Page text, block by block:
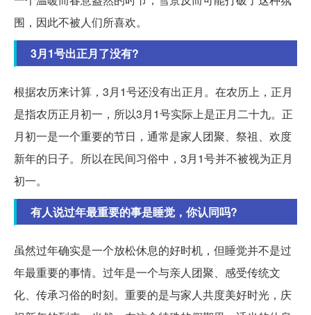
围，因此不被人们所喜欢。
3月1号出正月了没有?
根据农历来计算，3月1号还没有出正月。在农历上，正月
是指农历正月初一，所以3月1号实际上是正月二十九。正
月初一是一个重要的节日，通常是家人团聚、祭祖、欢度
新年的日子。所以在民间习俗中，3月1号并不被视为正月
初一。
有人说过年最重要的事是睡觉，你认同吗?
虽然过年确实是一个放松休息的好时机，但睡觉并不是过
年最重要的事情。过年是一个与亲人团聚、感受传统文
化、传承习俗的时刻。重要的是与家人共度美好时光，庆